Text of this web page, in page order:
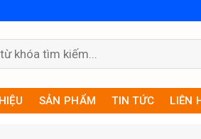
SẢN PHẨM TIN TỨC LIÊN